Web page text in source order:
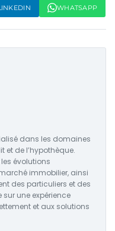
WHATSAPP
dans les domaines
et de l’hypothèque.
évolutions
immobilier, ainsi
des particuliers et des
sur une expérience
et aux solutions